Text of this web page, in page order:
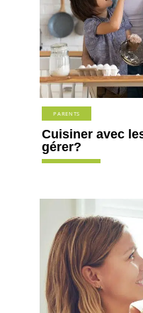
PARENTS
Cuisiner avec
gérer?